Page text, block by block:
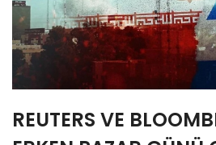
REUTERS VE